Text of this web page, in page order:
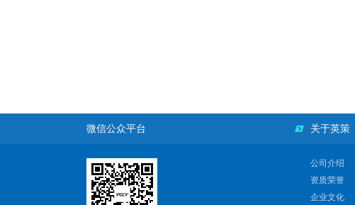
微信公众平台 关于英策
公司介绍
资质荣誉
企业文化